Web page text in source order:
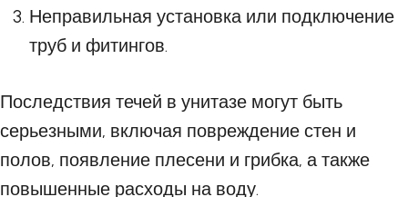
Неправильная установка или подключение
труб и фитингов.
Последствия течей в унитазе могут быть
серьезными, включая повреждение стен и
полов, появление плесени и грибка, а также
повышенные расходы на воду.